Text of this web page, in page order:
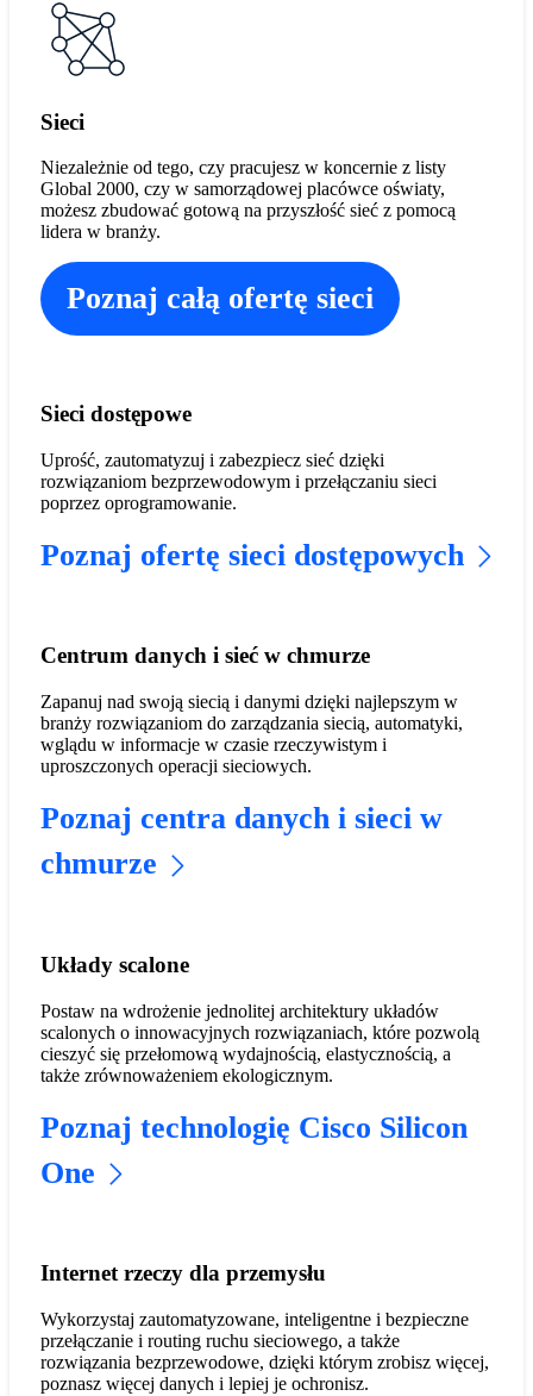
Sieci
Niezależnie od tego, czy pracujesz w koncernie z listy
Global 2000, czy w samorządowej placówce oświaty,
możesz zbudować gotową na przyszłość sieć z pomocą
lidera w branży.
Poznaj całą ofertę sieci
Sieci dostępowe
Uprość, zautomatyzuj i zabezpiecz sieć dzięki
rozwiązaniom bezprzewodowym i przełączaniu sieci
poprzez oprogramowanie.
Poznaj ofertę sieci dostępowych
Centrum danych i sieć w chmurze
Zapanuj nad swoją siecią i danymi dzięki najlepszym w
branży rozwiązaniom do zarządzania siecią, automatyki,
wglądu w informacje w czasie rzeczywistym i
uproszczonych operacji sieciowych.
Poznaj centra danych i sieci w
chmurze
Układy scalone
Postaw na wdrożenie jednolitej architektury układów
scalonych o innowacyjnych rozwiązaniach, które pozwolą
cieszyć się przełomową wydajnością, elastycznością, a
także zrównoważeniem ekologicznym.
Poznaj technologię Cisco Silicon
One
Internet rzeczy dla przemysłu
Wykorzystaj zautomatyzowane, inteligentne i bezpieczne
przełączanie i routing ruchu sieciowego, a także
rozwiązania bezprzewodowe, dzięki którym zrobisz więcej,
poznasz więcej danych i lepiej je ochronisz.